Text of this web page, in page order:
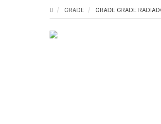
GRADE GRADE GRADE